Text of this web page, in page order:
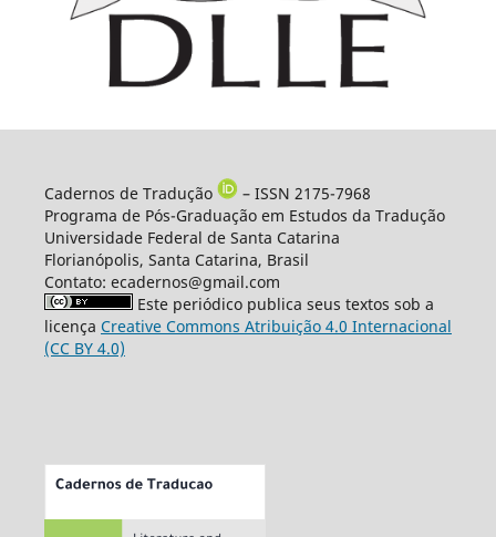
Cadernos de Tradução
– ISSN 2175-7968
Programa de Pós-Graduação em Estudos da Tradução
Universidade Federal de Santa Catarina
Florianópolis, Santa Catarina, Brasil
Contato: ecadernos@gmail.com
Este periódico publica seus textos sob a
licença Creative Commons Atribuição 4.0 Internacional
(CC BY 4.0)